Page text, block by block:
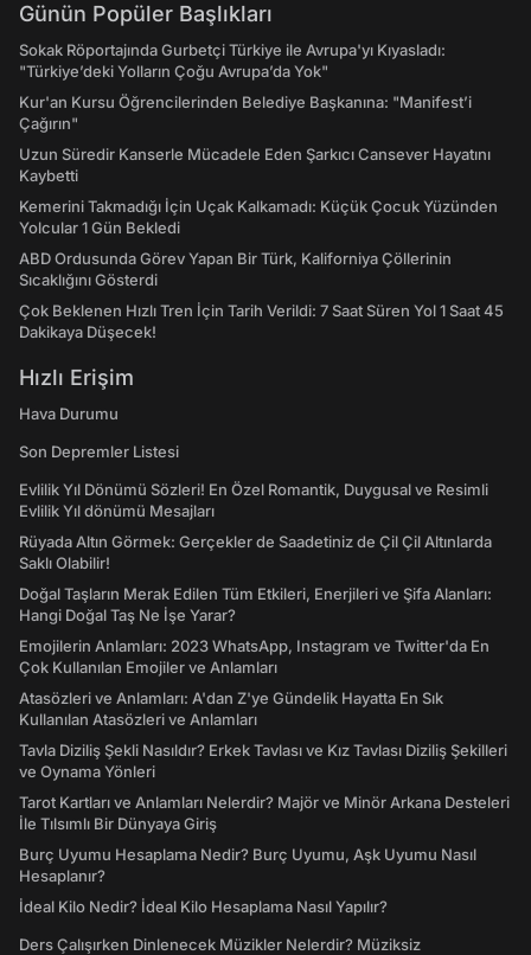
Günün Popüler Başlıkları
Sokak Röportajında Gurbetçi Türkiye ile Avrupa'yı Kıyasladı:
"Türkiye’deki Yolların Çoğu Avrupa’da Yok"
Kur'an Kursu Öğrencilerinden Belediye Başkanına: "Manifest’i
Çağırın"
Uzun Süredir Kanserle Mücadele Eden Şarkıcı Cansever Hayatını
Kaybetti
Kemerini Takmadığı İçin Uçak Kalkamadı: Küçük Çocuk Yüzünden
Yolcular 1 Gün Bekledi
ABD Ordusunda Görev Yapan Bir Türk, Kaliforniya Çöllerinin
Sıcaklığını Gösterdi
Çok Beklenen Hızlı Tren İçin Tarih Verildi: 7 Saat Süren Yol 1 Saat 45
Dakikaya Düşecek!
Hızlı Erişim
Hava Durumu
Son Depremler Listesi
Evlilik Yıl Dönümü Sözleri! En Özel Romantik, Duygusal ve Resimli
Evlilik Yıl dönümü Mesajları
Rüyada Altın Görmek: Gerçekler de Saadetiniz de Çil Çil Altınlarda
Saklı Olabilir!
Doğal Taşların Merak Edilen Tüm Etkileri, Enerjileri ve Şifa Alanları:
Hangi Doğal Taş Ne İşe Yarar?
Emojilerin Anlamları: 2023 WhatsApp, Instagram ve Twitter'da En
Çok Kullanılan Emojiler ve Anlamları
Atasözleri ve Anlamları: A'dan Z'ye Gündelik Hayatta En Sık
Kullanılan Atasözleri ve Anlamları
Tavla Diziliş Şekli Nasıldır? Erkek Tavlası ve Kız Tavlası Diziliş Şekilleri
ve Oynama Yönleri
Tarot Kartları ve Anlamları Nelerdir? Majör ve Minör Arkana Desteleri
İle Tılsımlı Bir Dünyaya Giriş
Burç Uyumu Hesaplama Nedir? Burç Uyumu, Aşk Uyumu Nasıl
Hesaplanır?
İdeal Kilo Nedir? İdeal Kilo Hesaplama Nasıl Yapılır?
Ders Çalışırken Dinlenecek Müzikler Nelerdir? Müziksiz